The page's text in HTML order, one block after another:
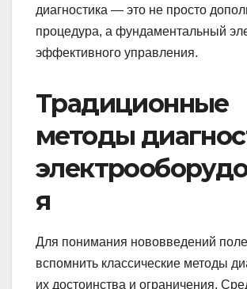
диагностика — это не просто
процедура, а фундаментальный
эффективного управления.
Традиционные
методы
я
Для понимания нововведений
вспомнить классические методы
их достоинства и ограничения.